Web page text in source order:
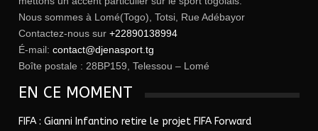
Nous sommes à Lomé(Togo), Totsi, Rue Adébayor
Contactez-nous sur +22890138994
É-mail: contact@djenasport.tg
Boîte postale : 28BP159, Telessou – Lomé
EN CE MOMENT
FIFA : Gianni Infantino retire le projet FIFA Forward